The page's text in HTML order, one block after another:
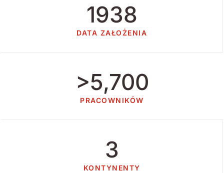
1938
DATA ZAŁOŻENIA
>5,700
PRACOWNIKÓW
3
KONTYNENTY